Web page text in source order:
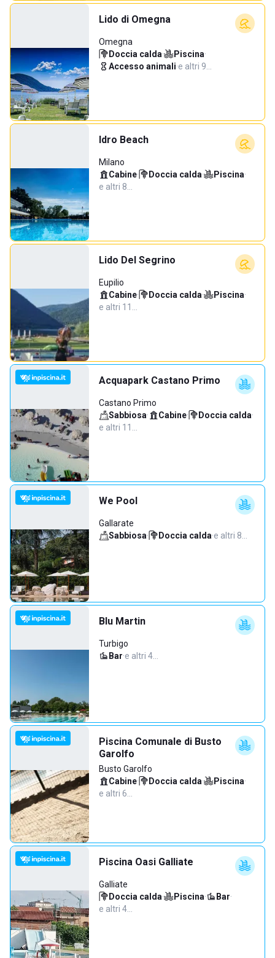
Lido di Omegna
Omegna
Doccia calda· Piscina·
Accesso animali·e altri 9…
Idro Beach
Milano
Cabine· Doccia calda· Piscina·
e altri 8…
Lido Del Segrino
Eupilio
Cabine· Doccia calda· Piscina·
e altri 11…
Acquapark Castano Primo
Castano Primo
Sabbiosa· Cabine· Doccia calda·
e altri 11…
We Pool
Gallarate
Sabbiosa· Doccia calda·e altri 8…
Blu Martin
Turbigo
Bar·e altri 4…
Piscina Comunale di Busto
Garolfo
Busto Garolfo
Cabine· Doccia calda· Piscina·
e altri 6…
Piscina Oasi Galliate
Galliate
Doccia calda· Piscina· Bar·
e altri 4…